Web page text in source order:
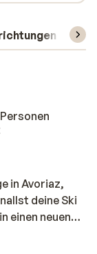
in Avoriaz,
deine Ski
einen neuen
Zentrum